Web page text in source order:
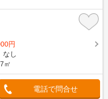
円
なし
㎡
電話で問合せ